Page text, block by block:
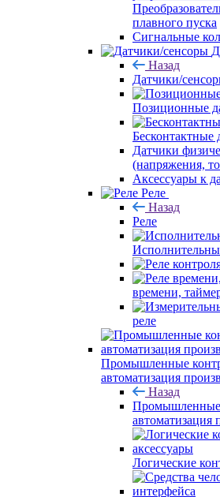
плавного пуска
Сигнальные
Назад
Датчики/
Позиционные
Бесконтактные
Датчики
(напряжения,
Аксессуары к
Реле
Назад
Реле
времени,
реле
Промышленные
автоматизация
Назад
Промышленные
автоматизация
Логические